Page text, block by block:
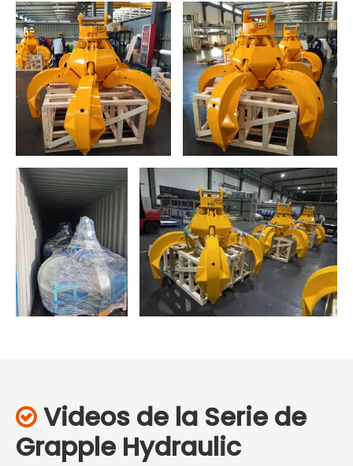
 Videos de la Serie de
Grapple Hydraulic